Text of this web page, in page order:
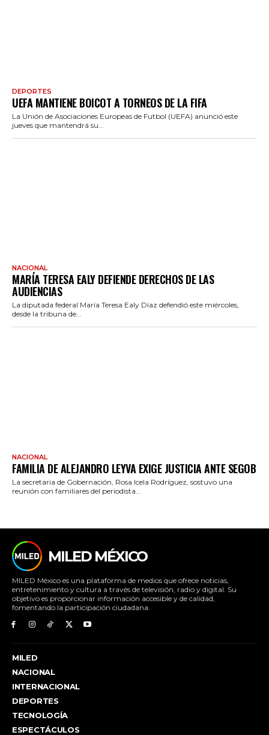
DEPORTES
UEFA MANTIENE BOICOT A TORNEOS DE LA FIFA
La Unión de Asociaciones Europeas de Futbol (UEFA) anunció este
jueves que mantendrá su...
NACIONAL
MARÍA TERESA EALY DEFIENDE DERECHOS DE LAS
AUDIENCIAS
La diputada federal María Teresa Ealy Díaz defendió este miércoles,
desde la tribuna de...
NACIONAL
FAMILIA DE ALEJANDRO LEYVA EXIGE JUSTICIA ANTE SEGOB
La secretaria de Gobernación, Rosa Icela Rodríguez, sostuvo una
reunión con familiares del periodista...
MILED MÉXICO
MILED México es una plataforma de medios que ofrece noticias,
entretenimiento y cultura a través de televisión, radio y digital. Su
objetivo es proporcionar información accesible y de calidad,
fomentando la participación ciudadana.
MILED
NACIONAL
INTERNACIONAL
DEPORTES
TECNOLOGÍA
ESPECTÁCULOS